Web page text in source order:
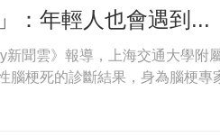
：年輕人也會遇到...
新聞雲》報導，上海交通大學附
腦梗死的診斷結果，身為腦梗